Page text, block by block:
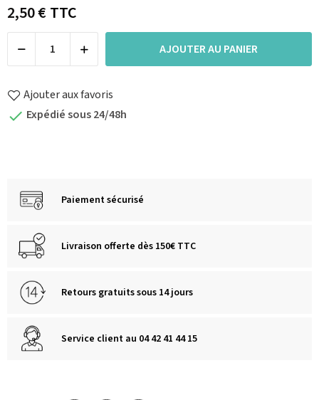
2,50 €TTC
AJOUTER AU PANIER
Ajouter aux favoris
 Expédié sous 24/48h
Paiement sécurisé
Livraison offerte dès 150€ TTC
Retours gratuits sous 14 jours
Service client au 04 42 41 44 15